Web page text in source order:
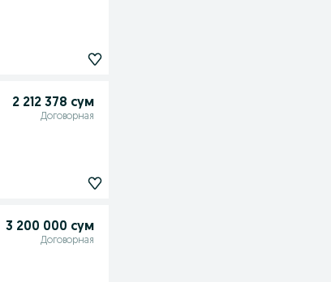
2 212 378 сум
Договорная
3 200 000 сум
Договорная